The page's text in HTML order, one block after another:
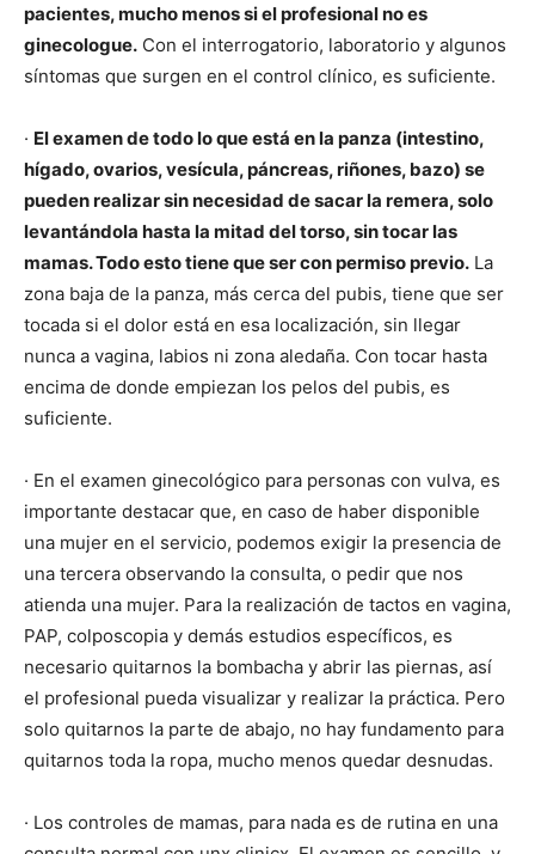
pacientes, mucho menos si el profesional no es
ginecologue. Con el interrogatorio, laboratorio y algunos
síntomas que surgen en el control clínico, es suficiente.
· El examen de todo lo que está en la panza (intestino,
hígado, ovarios, vesícula, páncreas, riñones, bazo) se
pueden realizar sin necesidad de sacar la remera, solo
levantándola hasta la mitad del torso, sin tocar las
mamas. Todo esto tiene que ser con permiso previo. La
zona baja de la panza, más cerca del pubis, tiene que ser
tocada si el dolor está en esa localización, sin llegar
nunca a vagina, labios ni zona aledaña. Con tocar hasta
encima de donde empiezan los pelos del pubis, es
suficiente.
· En el examen ginecológico para personas con vulva, es
importante destacar que, en caso de haber disponible
una mujer en el servicio, podemos exigir la presencia de
una tercera observando la consulta, o pedir que nos
atienda una mujer. Para la realización de tactos en vagina,
PAP, colposcopia y demás estudios específicos, es
necesario quitarnos la bombacha y abrir las piernas, así
el profesional pueda visualizar y realizar la práctica. Pero
solo quitarnos la parte de abajo, no hay fundamento para
quitarnos toda la ropa, mucho menos quedar desnudas.
· Los controles de mamas, para nada es de rutina en una